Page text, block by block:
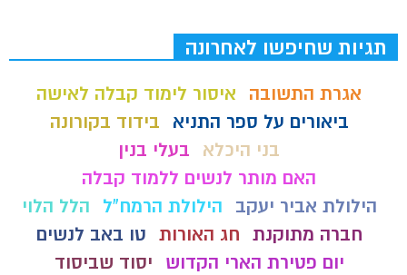
תגיות שחיפשו לאחרונה
אגרת התשובה
איסור לימוד קבלה לאישה
ביאורים על ספר התניא
בידוד בקורונה
בני היכלא
בעלי בנין
האם מותר לנשים ללמוד קבלה
הילולת אביר יעקב
הילולת הרמח"ל
הלל הלוי
חברה מתוקנת חג האורות טו באב לנשים
יום פטירת הארי הקדוש
יסוד שביסוד